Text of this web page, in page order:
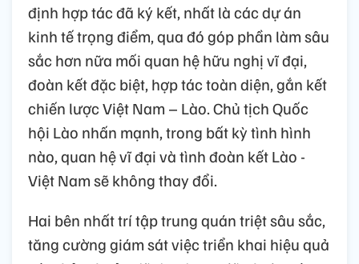
định hợp tác đã ký kết, nhất là các dự án
kinh tế trọng điểm, qua đó góp phần làm sâu
sắc hơn nữa mối quan hệ hữu nghị vĩ đại,
đoàn kết đặc biệt, hợp tác toàn diện, gắn kết
chiến lược Việt Nam – Lào. Chủ tịch Quốc
hội Lào nhấn mạnh, trong bất kỳ tình hình
nào, quan hệ vĩ đại và tình đoàn kết Lào -
Việt Nam sẽ không thay đổi.
Hai bên nhất trí tập trung quán triệt sâu sắc,
tăng cường giám sát việc triển khai hiệu quả